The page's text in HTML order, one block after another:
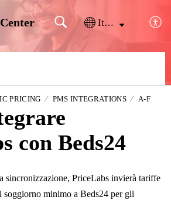
Italiano
PRICING PMS INTEGRATIONS A-F
con Beds24
sincronizzazione, PriceLabs invierà tariffe
soggiorno minimo a Beds24 per gli